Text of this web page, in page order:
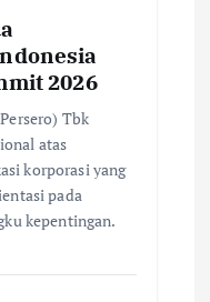
2026
Tbk
atas
korporasi yang
pada
kepentingan.